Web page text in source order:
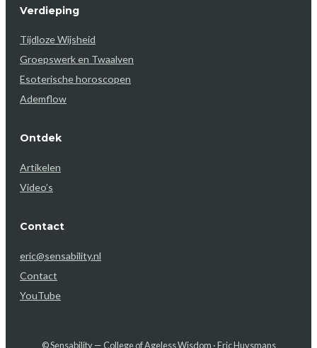
Verdieping
Tijdloze Wijsheid
Groepswerk en Twaalven
Esoterische horoscopen
Ademflow
Ontdek
Artikelen
Video’s
Contact
eric@sensability.nl
Contact
YouTube
© Sensability — College of Ageless Wisdom · Eric Huysmans